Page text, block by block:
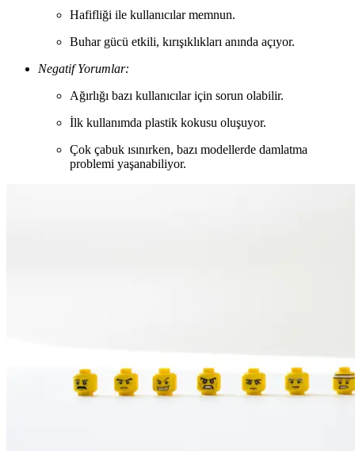
Hafifliği ile kullanıcılar memnun.
Buhar gücü etkili, kırışıklıkları anında açıyor.
Negatif Yorumlar:
Ağırlığı bazı kullanıcılar için sorun olabilir.
İlk kullanımda plastik kokusu oluşuyor.
Çok çabuk ısınırken, bazı modellerde damlatma
problemi yaşanabiliyor.